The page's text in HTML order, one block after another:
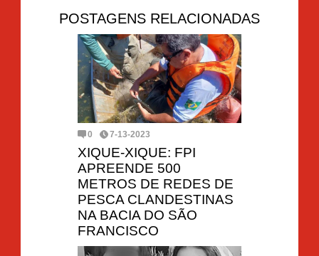
POSTAGENS RELACIONADAS
0 7-13-2023
XIQUE-XIQUE: FPI
APREENDE 500
METROS DE REDES DE
PESCA CLANDESTINAS
NA BACIA DO SÃO
FRANCISCO